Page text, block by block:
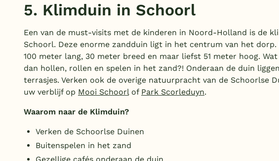
5. Klimduin in Schoorl
Een van de must-visits met de kinderen in Noord-Holland is de
Schoorl. Deze enorme zandduin ligt in het centrum van het dorp.
100 meter lang, 30 meter breed en maar liefst 51 meter hoog.
dan hollen, rollen en spelen in het zand?! Onderaan de duin
terrasjes. Verken ook de overige natuurpracht van de Schoorlse
uw verblijf op Mooi Schoorlof Park Scorleduyn.
Waarom naar de Klimduin?
Verken de Schoorlse Duinen
Buitenspelen in het zand